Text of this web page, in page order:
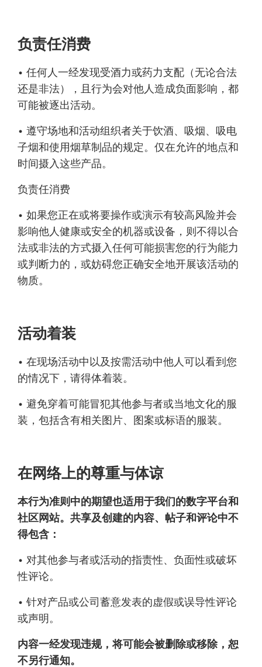
负责任消费
• 任何人一经发现受酒力或药力支配（无论合法
还是非法），且行为会对他人造成负面影响，都
可能被逐出活动。
• 遵守场地和活动组织者关于饮酒、吸烟、吸电
子烟和使用烟草制品的规定。仅在允许的地点和
时间摄入这些产品。
负责任消费
• 如果您正在或将要操作或演示有较高风险并会
影响他人健康或安全的机器或设备，则不得以合
法或非法的方式摄入任何可能损害您的行为能力
或判断力的，或妨碍您正确安全地开展该活动的
物质。
活动着装
• 在现场活动中以及按需活动中他人可以看到您
的情况下，请得体着装。
• 避免穿着可能冒犯其他参与者或当地文化的服
装，包括含有相关图片、图案或标语的服装。
在网络上的尊重与体谅
本行为准则中的期望也适用于我们的数字平台和
社区网站。共享及创建的内容、帖子和评论中不
得包含：
• 对其他参与者或活动的指责性、负面性或破坏
性评论。
• 针对产品或公司蓄意发表的虚假或误导性评论
或声明。
内容一经发现违规，将可能会被删除或移除，恕
不另行通知。